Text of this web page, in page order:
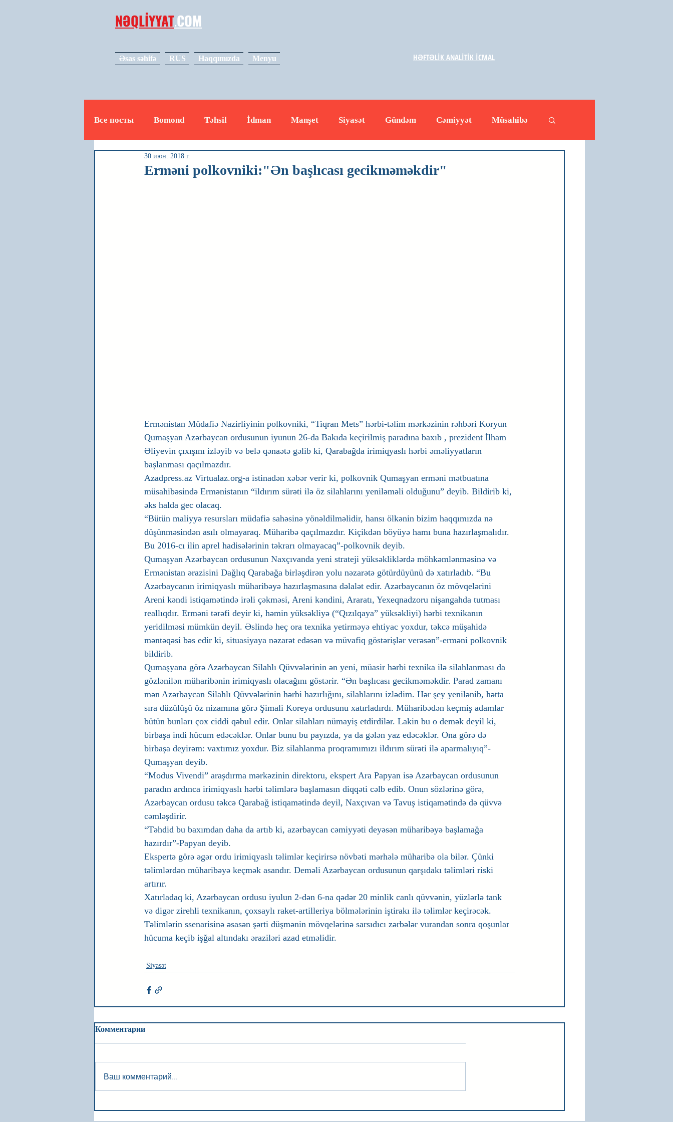
NƏQLİYYAT.COM
Əsas səhifə RUS Haqqımızda Menyu
Все посты Bomond Təhsil İdman Manşet Siyasət Gündəm Cəmiyyət Müsahibə
Video
Erməni polkovniki:"Ən başlıcası gecikməməkdir"
30 июн. 2018 г.
Ermənistan Müdafiə Nazirliyinin polkovniki, “Tiqran Mets” hərbi-təlim mərkəzinin rəhbəri Koryun
Qumaşyan Azərbaycan ordusunun iyunun 26-da Bakıda keçirilmiş paradına baxıb , prezident İlham
Əliyevin çıxışını izləyib və belə qənaətə gəlib ki, Qarabağda irimiqyaslı hərbi əməliyyatların
başlanması qaçılmazdır.
Azadpress.az Virtualaz.org-a istinadən xəbər verir ki, polkovnik Qumaşyan erməni mətbuatına
müsahibəsində Ermənistanın “ildırım sürəti ilə öz silahlarını yeniləməli olduğunu” deyib. Bildirib ki,
əks halda gec olacaq.
“Bütün maliyyə resursları müdafiə sahəsinə yönəldilməlidir, hansı ölkənin bizim haqqımızda nə
düşünməsindən asılı olmayaraq. Müharibə qaçılmazdır. Kiçikdən böyüyə hamı buna hazırlaşmalıdır.
Bu 2016-cı ilin aprel hadisələrinin təkrarı olmayacaq”-polkovnik deyib.
Qumaşyan Azərbaycan ordusunun Naxçıvanda yeni strateji yüksəkliklərdə möhkəmlənməsinə və
Ermənistan ərazisini Dağlıq Qarabağa birləşdirən yolu nəzarətə götürdüyünü də xatırladıb. “Bu
Azərbaycanın irimiqyaslı müharibəyə hazırlaşmasına dəlalət edir. Azərbaycanın öz mövqelərini
Areni kəndi istiqamətində irəli çəkməsi, Areni kəndini, Araratı, Yexeqnadzoru nişangahda tutması
reallıqdır. Erməni tərəfi deyir ki, həmin yüksəkliyə (“Qızılqaya” yüksəkliyi) hərbi texnikanın
yeridilməsi mümkün deyil. Əslində heç ora texnika yetirməyə ehtiyac yoxdur, təkcə müşahidə
məntəqəsi bəs edir ki, situasiyaya nəzarət edəsən və müvafiq göstərişlər verəsən”-erməni polkovnik
bildirib.
Qumaşyana görə Azərbaycan Silahlı Qüvvələrinin ən yeni, müasir hərbi texnika ilə silahlanması da
gözlənilən müharibənin irimiqyaslı olacağını göstərir. “Ən başlıcası gecikməməkdir. Parad zamanı
mən Azərbaycan Silahlı Qüvvələrinin hərbi hazırlığını, silahlarını izlədim. Hər şey yenilənib, hətta
sıra düzülüşü öz nizamına görə Şimali Koreya ordusunu xatırladırdı. Müharibədən keçmiş adamlar
bütün bunları çox ciddi qəbul edir. Onlar silahları nümayiş etdirdilər. Lakin bu o demək deyil ki,
birbaşa indi hücum edəcəklər. Onlar bunu bu payızda, ya da gələn yaz edəcəklər. Ona görə də
birbaşa deyirəm: vaxtımız yoxdur. Biz silahlanma proqramımızı ildırım sürəti ilə aparmalıyıq”-
Qumaşyan deyib.
“Modus Vivendi” araşdırma mərkəzinin direktoru, ekspert Ara Papyan isə Azərbaycan ordusunun
paradın ardınca irimiqyaslı hərbi təlimlərə başlamasın diqqəti cəlb edib. Onun sözlərinə görə,
Azərbaycan ordusu təkcə Qarabağ istiqamətində deyil, Naxçıvan və Tavuş istiqamətində də qüvvə
cəmləşdirir.
“Təhdid bu baxımdan daha da artıb ki, azərbaycan cəmiyyəti deyəsən müharibəyə başlamağa
hazırdır”-Papyan deyib.
Ekspertə görə əgər ordu irimiqyaslı təlimlər keçirirsə növbəti mərhələ müharibə ola bilər. Çünki
təlimlərdən müharibəyə keçmək asandır. Deməli Azərbaycan ordusunun qarşıdakı təlimləri riski
artırır.
Xatırladaq ki, Azərbaycan ordusu iyulun 2-dən 6-na qədər 20 minlik canlı qüvvənin, yüzlərlə tank
və digər zirehli texnikanın, çoxsaylı raket-artilleriya bölmələrinin iştirakı ilə təlimlər keçirəcək.
Təlimlərin ssenarisinə əsasən şərti düşmənin mövqelərinə sarsıdıcı zərbələr vurandan sonra qoşunlar
hücuma keçib işğal altındakı əraziləri azad etməlidir.
Siyasət
Комментарии
Ваш комментарий...
HƏFTƏLİK ANALİTİK İCMAL